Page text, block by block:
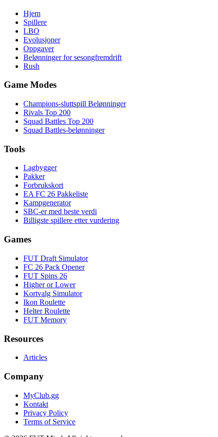
Hjem
Spillere
LBO
Evolusjoner
Oppgaver
Belønninger for sesongfremdrift
Rush
Game Modes
Champions-sluttspill Belønninger
Rivals Top 200
Squad Battles Top 200
Squad Battles-belønninger
Tools
Lagbygger
Pakker
Forbrukskort
EA FC 26 Pakkeliste
Kampgenerator
SBC-er med beste verdi
Billigste spillere etter vurdering
Games
FUT Draft Simulator
FC 26 Pack Opener
FUT Spins 26
Higher or Lower
Kortvalg Simulator
Ikon Roulette
Helter Roulette
FUT Memory
Resources
Articles
Company
MyClub.gg
Kontakt
Privacy Policy
Terms of Service